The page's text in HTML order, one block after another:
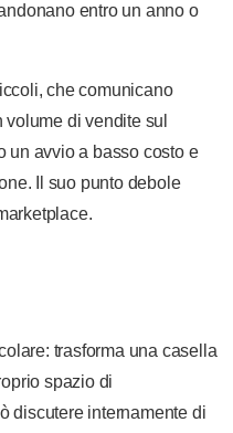
entro un anno o
che comunicano
di vendite sul
un avvio a basso costo e
Il suo punto debole
trasforma una casella
spazio di
discutere internamente di